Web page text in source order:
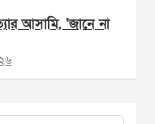
আসামি, ‘জানে না